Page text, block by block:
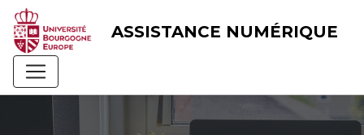
Skip
content
ASSISTANCE NUMÉRIQUE